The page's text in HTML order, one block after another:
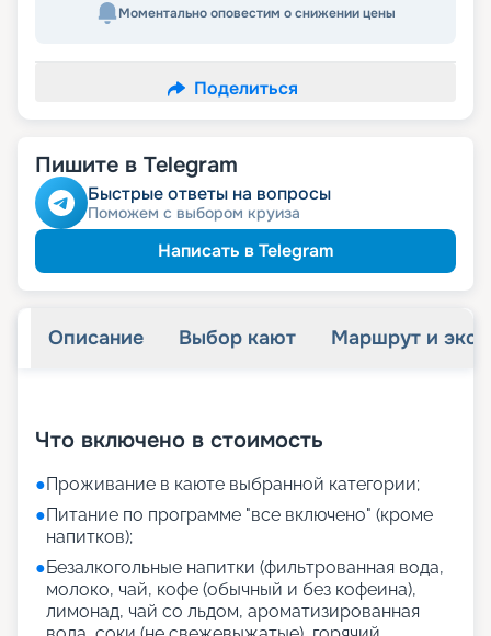
Моментально оповестим о снижении цены
Поделиться
Пишите в Telegram
Быстрые ответы на вопросы
Поможем с выбором круиза
Написать в Telegram
Описание Выбор кают Маршрут и
Что включено в стоимость
●Проживание в каюте выбранной категории;
●Питание по программе "все включено" (кроме
напитков);
●Безалкогольные напитки (фильтрованная вода,
молоко, чай, кофе (обычный и без кофеина),
лимонад, чай со льдом, ароматизированная